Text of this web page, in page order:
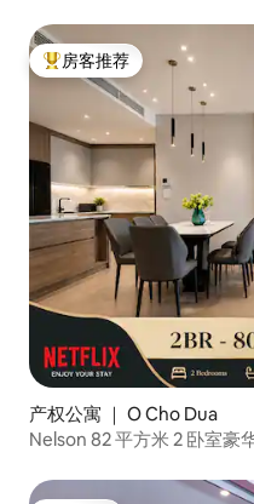
热门「房客推荐」
房客推荐
产权公寓 ｜ O Cho Dua
Nelson 82 平方米 2 卧室豪